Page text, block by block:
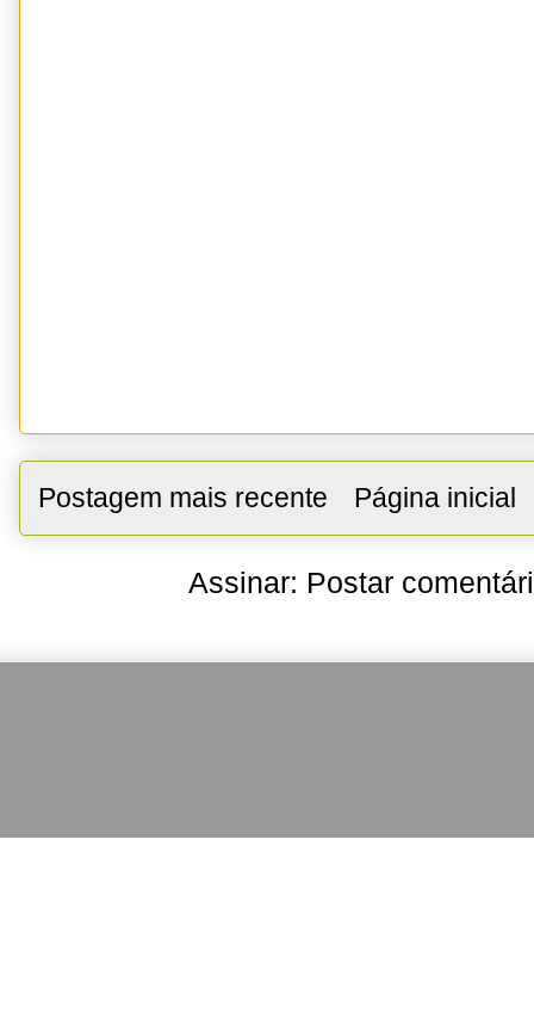
Postagem mais recente Página inicial
Assinar: Postar